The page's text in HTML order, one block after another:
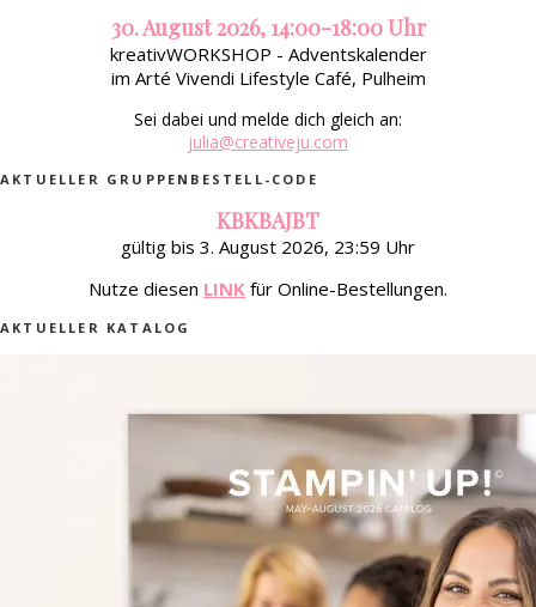
30. August 2026, 14:00-18:00 Uhr
kreativWORKSHOP - Adventskalender
im Arté Vivendi Lifestyle Café, Pulheim
Sei dabei und melde dich gleich an:
julia@creativeju.com
AKTUELLER GRUPPENBESTELL-CODE
KBKBAJBT
gültig bis 3. August 2026, 23:59 Uhr
Nutze diesen LINK für Online-Bestellungen.
AKTUELLER KATALOG